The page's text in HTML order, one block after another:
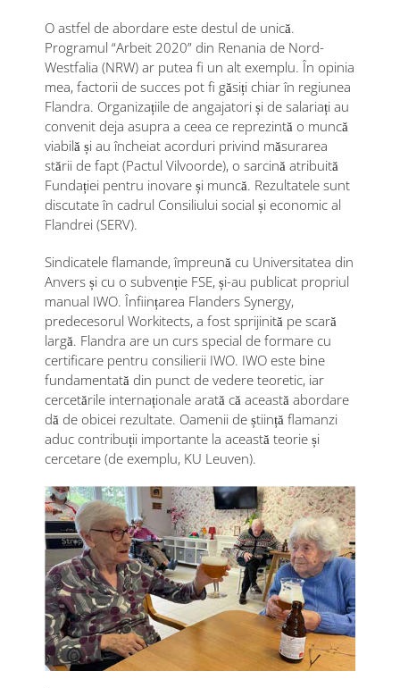
O astfel de abordare este destul de unică.
Programul “Arbeit 2020” din Renania de Nord-
Westfalia (NRW) ar putea fi un alt exemplu. În opinia
mea, factorii de succes pot fi găsiți chiar în regiunea
Flandra. Organizațiile de angajatori și de salariați au
convenit deja asupra a ceea ce reprezintă o muncă
viabilă și au încheiat acorduri privind măsurarea
stării de fapt (Pactul Vilvoorde), o sarcină atribuită
Fundației pentru inovare și muncă. Rezultatele sunt
discutate în cadrul Consiliului social și economic al
Flandrei (SERV).
Sindicatele flamande, împreună cu Universitatea din
Anvers și cu o subvenție FSE, și-au publicat propriul
manual IWO. Înființarea Flanders Synergy,
predecesorul Workitects, a fost sprijinită pe scară
largă. Flandra are un curs special de formare cu
certificare pentru consilierii IWO. IWO este bine
fundamentată din punct de vedere teoretic, iar
cercetările internaționale arată că această abordare
dă de obicei rezultate. Oamenii de știință flamanzi
aduc contribuții importante la această teorie și
cercetare (de exemplu, KU Leuven).